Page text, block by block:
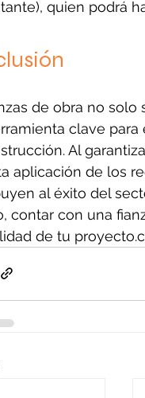
quien podrá
de obra no
clave
Al
aplicación de los
al éxito del
contar con una
de tu proyecto.c